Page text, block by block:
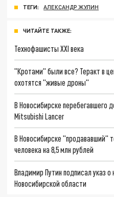
ТЕГИ: АЛЕКСАНДР ЖУЛИН
ЧИТАЙТЕ ТАКЖЕ:
Технофашисты XXI века
"Кротами" были все? Теракт в
охотятся "живые дроны"
В Новосибирске перебегавшего
Mitsubishi Lancer
В Новосибирске "продававший"
человека на 8,5 млн рублей
Владимир Путин подписал указ
Новосибирской области